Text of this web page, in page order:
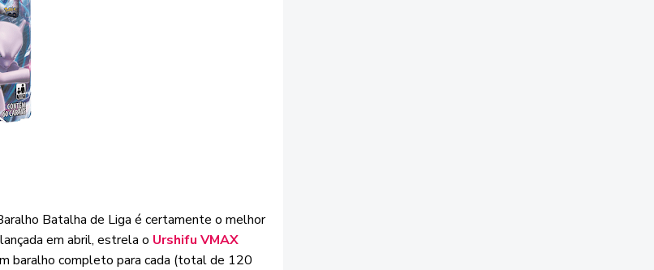
Batalha de Liga é certamente o melhor
em abril, estrela o Urshifu VMAX
baralho completo para cada (total de 120